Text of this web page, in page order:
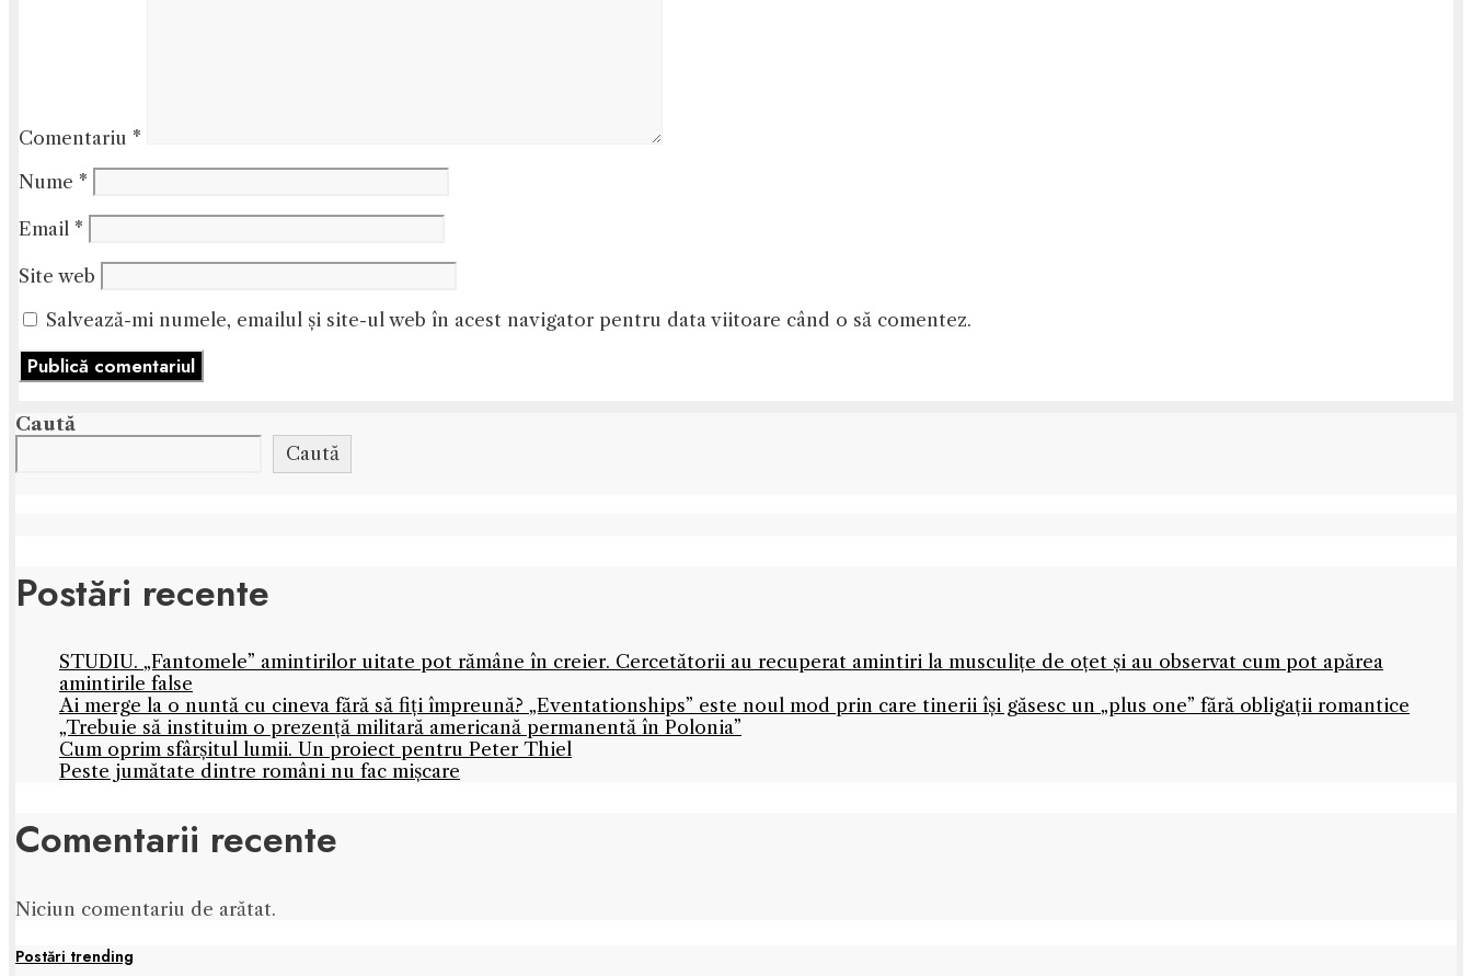
Comentariu *
Nume *
Email *
Site web
Salvează-mi numele, emailul și site-ul web în acest navigator pentru data viitoare când o să comentez.
Caută
Caută
Postări recente
STUDIU. „Fantomele” amintirilor uitate pot rămâne în creier. Cercetătorii au recuperat amintiri la musculițe de oțet și au observat cum pot apărea
amintirile false
Ai merge la o nuntă cu cineva fără să fiți împreună? „Eventationships” este noul mod prin care tinerii își găsesc un „plus one” fără obligații romantice
„Trebuie să instituim o prezență militară americană permanentă în Polonia”
Cum oprim sfârșitul lumii. Un proiect pentru Peter Thiel
Peste jumătate dintre români nu fac mișcare
Comentarii recente
Niciun comentariu de arătat.
Postări trending